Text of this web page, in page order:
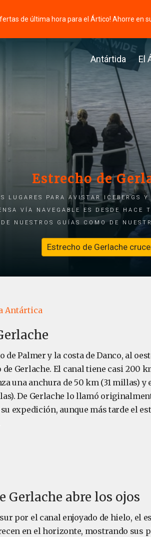
de última hora para el Ártico! Ahorre en
Antártida El
Estrecho de
lugares para avistar icebergs
vía navegable es desde
de nuestros guías como de
Estrecho de Gerlache
Antártica
Palmer y la costa de Danco, al
Gerlache. El canal tiene casi 200
una anchura de 50 km (31 millas) y
De Gerlache lo llamó
expedición, aunque más tarde el
Gerlache abre los ojos
por el canal enjoyado de hielo, el
en el horizonte, mostrando sus